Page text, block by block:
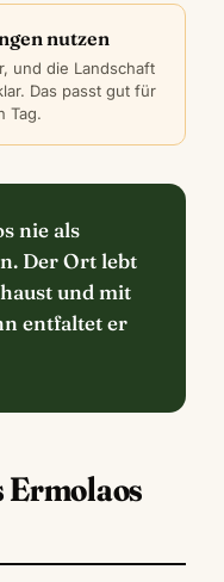
nutzen
und die Landschaft
Das passt gut für
Tag.
nie als
Der Ort lebt
und mit
entfaltet er
Ermolaos